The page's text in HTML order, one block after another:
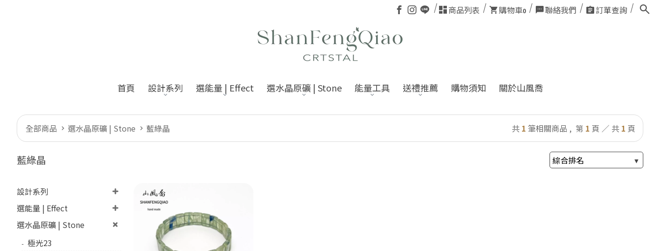
商品列表 購物車0 聯絡我們 訂單查詢
首頁 設計系列 選能量 | Effect 選水晶原礦 | Stone 能量工具 送禮推薦 購物須知 關於山風喬
全部商品 選水晶原礦 | Stone 藍綠晶 共 1 筆相關商品 , 第 1 頁 ／ 共 1 頁
藍綠晶
設計系列
選能量 | Effect
選水晶原礦 | Stone
極光23